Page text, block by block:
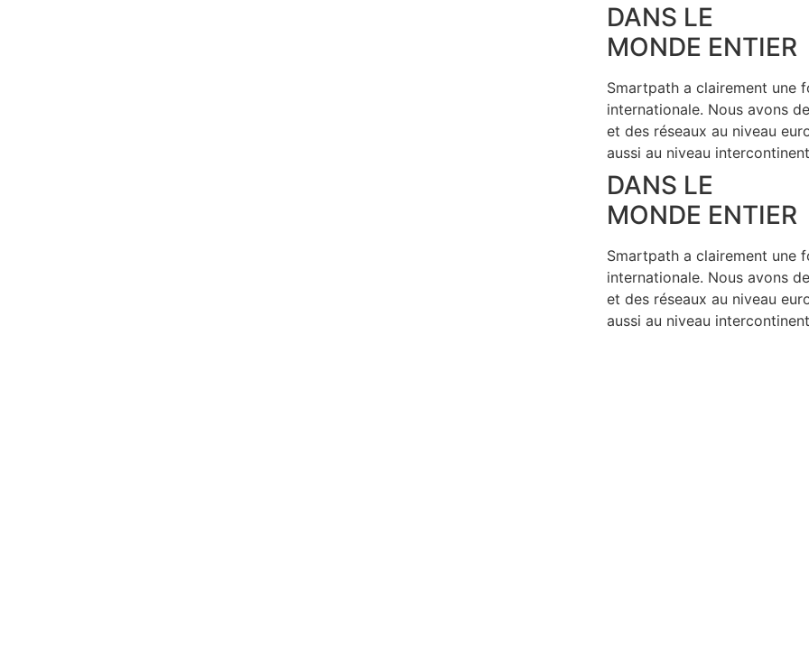
DANS LE
MONDE ENTIER
Smartpath a clairement une
internationale. Nous avons
et des réseaux au niveau
aussi au niveau
DANS LE
MONDE ENTIER
Smartpath a clairement une
internationale. Nous avons
et des réseaux au niveau
aussi au niveau